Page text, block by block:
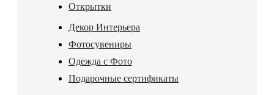
Открытки
Декор Интерьера
Фотосувениры
Одежда с Фото
Подарочные сертификаты